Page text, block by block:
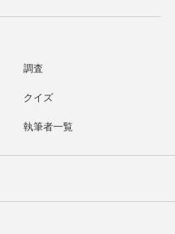
調査
クイズ
執筆者一覧